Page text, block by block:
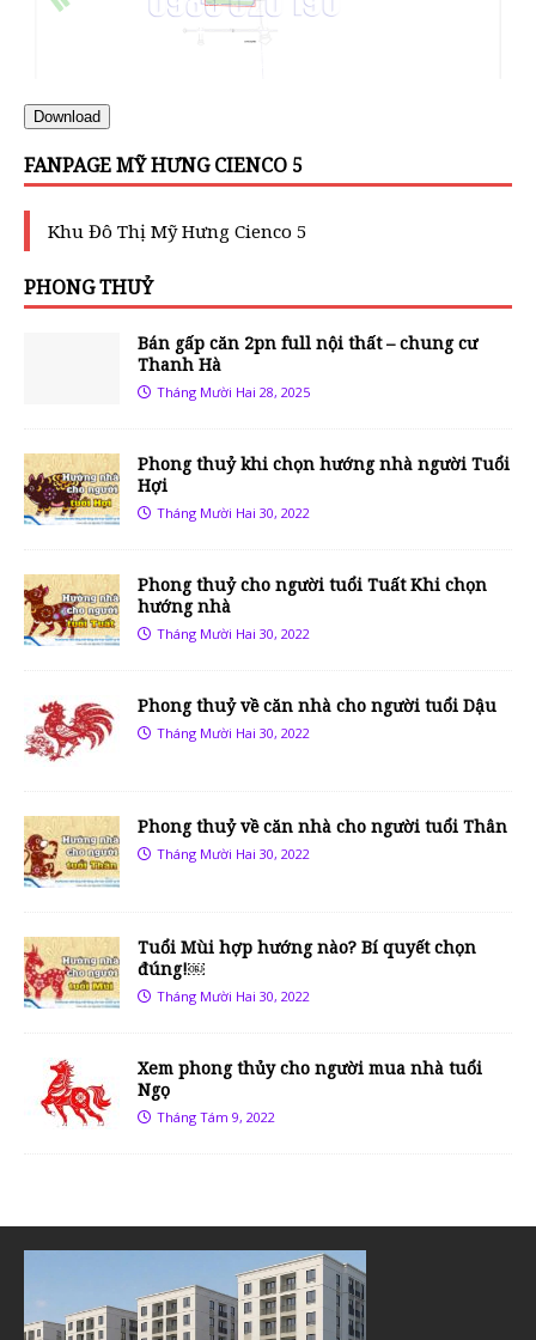
Download
FANPAGE MỸ HƯNG CIENCO 5
Khu Đô Thị Mỹ Hưng Cienco 5
PHONG THUỶ
Bán gấp căn 2pn full nội thất – chung cư
Thanh Hà
Tháng Mười Hai 28, 2025
Phong thuỷ khi chọn hướng nhà người Tuổi
Hợi
Tháng Mười Hai 30, 2022
Phong thuỷ cho người tuổi Tuất Khi chọn
hướng nhà
Tháng Mười Hai 30, 2022
Phong thuỷ về căn nhà cho người tuổi Dậu
Tháng Mười Hai 30, 2022
Phong thuỷ về căn nhà cho người tuổi Thân
Tháng Mười Hai 30, 2022
Tuổi Mùi hợp hướng nào? Bí quyết chọn
đúng!￼
Tháng Mười Hai 30, 2022
Xem phong thủy cho người mua nhà tuổi
Ngọ
Tháng Tám 9, 2022